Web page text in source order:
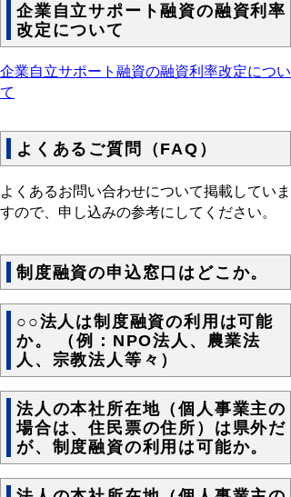
企業自立サポート融資の融資利率
改定について
企業自立サポート融資の融資利率改定につい
て
よくあるご質問（FAQ）
よくあるお問い合わせについて掲載していま
すので、申し込みの参考にしてください。
制度融資の申込窓口はどこか。
○○法人は制度融資の利用は可能
か。 （例：NPO法人、農業法
人、宗教法人等々）
法人の本社所在地（個人事業主の
場合は、住民票の住所）は県外だ
が、制度融資の利用は可能か。